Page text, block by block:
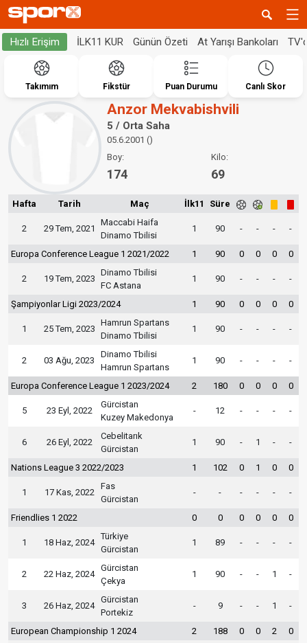
Hızlı Erişim İLK11 KUR Günün Özeti At Yarışı Bankoları
Takımım Fikstür Puan Durumu Canlı Skor
Anzor Mekvabishvili
5 / Orta Saha
05.6.2001 ()
Boy:
174
Kilo:
69
Hafta Tarih Maç İlk11 Süre
2 29 Tem, 2021
Maccabi Haifa
Dinamo Tbilisi
1 90 - - - -
Europa Conference League 1 2021/2022 1 90 0 0 0 0
2 19 Tem, 2023
Dinamo Tbilisi
FC Astana
1 90 - - - -
Şampiyonlar Ligi 2023/2024 1 90 0 0 0 0
1 25 Tem, 2023
Hamrun Spartans
Dinamo Tbilisi
1 90 - - - -
2 03 Ağu, 2023
Dinamo Tbilisi
Hamrun Spartans
1 90 - - - -
Europa Conference League 1 2023/2024 2 180 0 0 0 0
5 23 Eyl, 2022
Gürcistan
Kuzey Makedonya
- 12 - - - -
6 26 Eyl, 2022
Cebelitarık
Gürcistan
1 90 - 1 - -
Nations League 3 2022/2023 1 102 0 1 0 0
1 17 Kas, 2022
Fas
Gürcistan
- - - - - -
Friendlies 1 2022 0 0 0 0 0 0
1 18 Haz, 2024
Türkiye
Gürcistan
1 89 - - - -
2 22 Haz, 2024
Gürcistan
Çekya
1 90 - - 1 -
3 26 Haz, 2024
Gürcistan
Portekiz
- 9 - - 1 -
European Championship 1 2024 2 188 0 0 2 0